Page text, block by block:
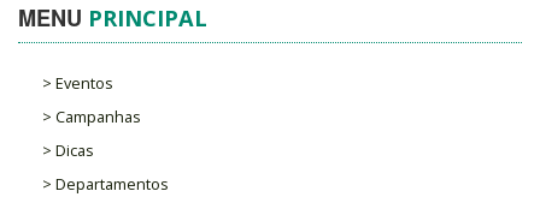
MENU PRINCIPAL
> Eventos
> Campanhas
> Dicas
> Departamentos